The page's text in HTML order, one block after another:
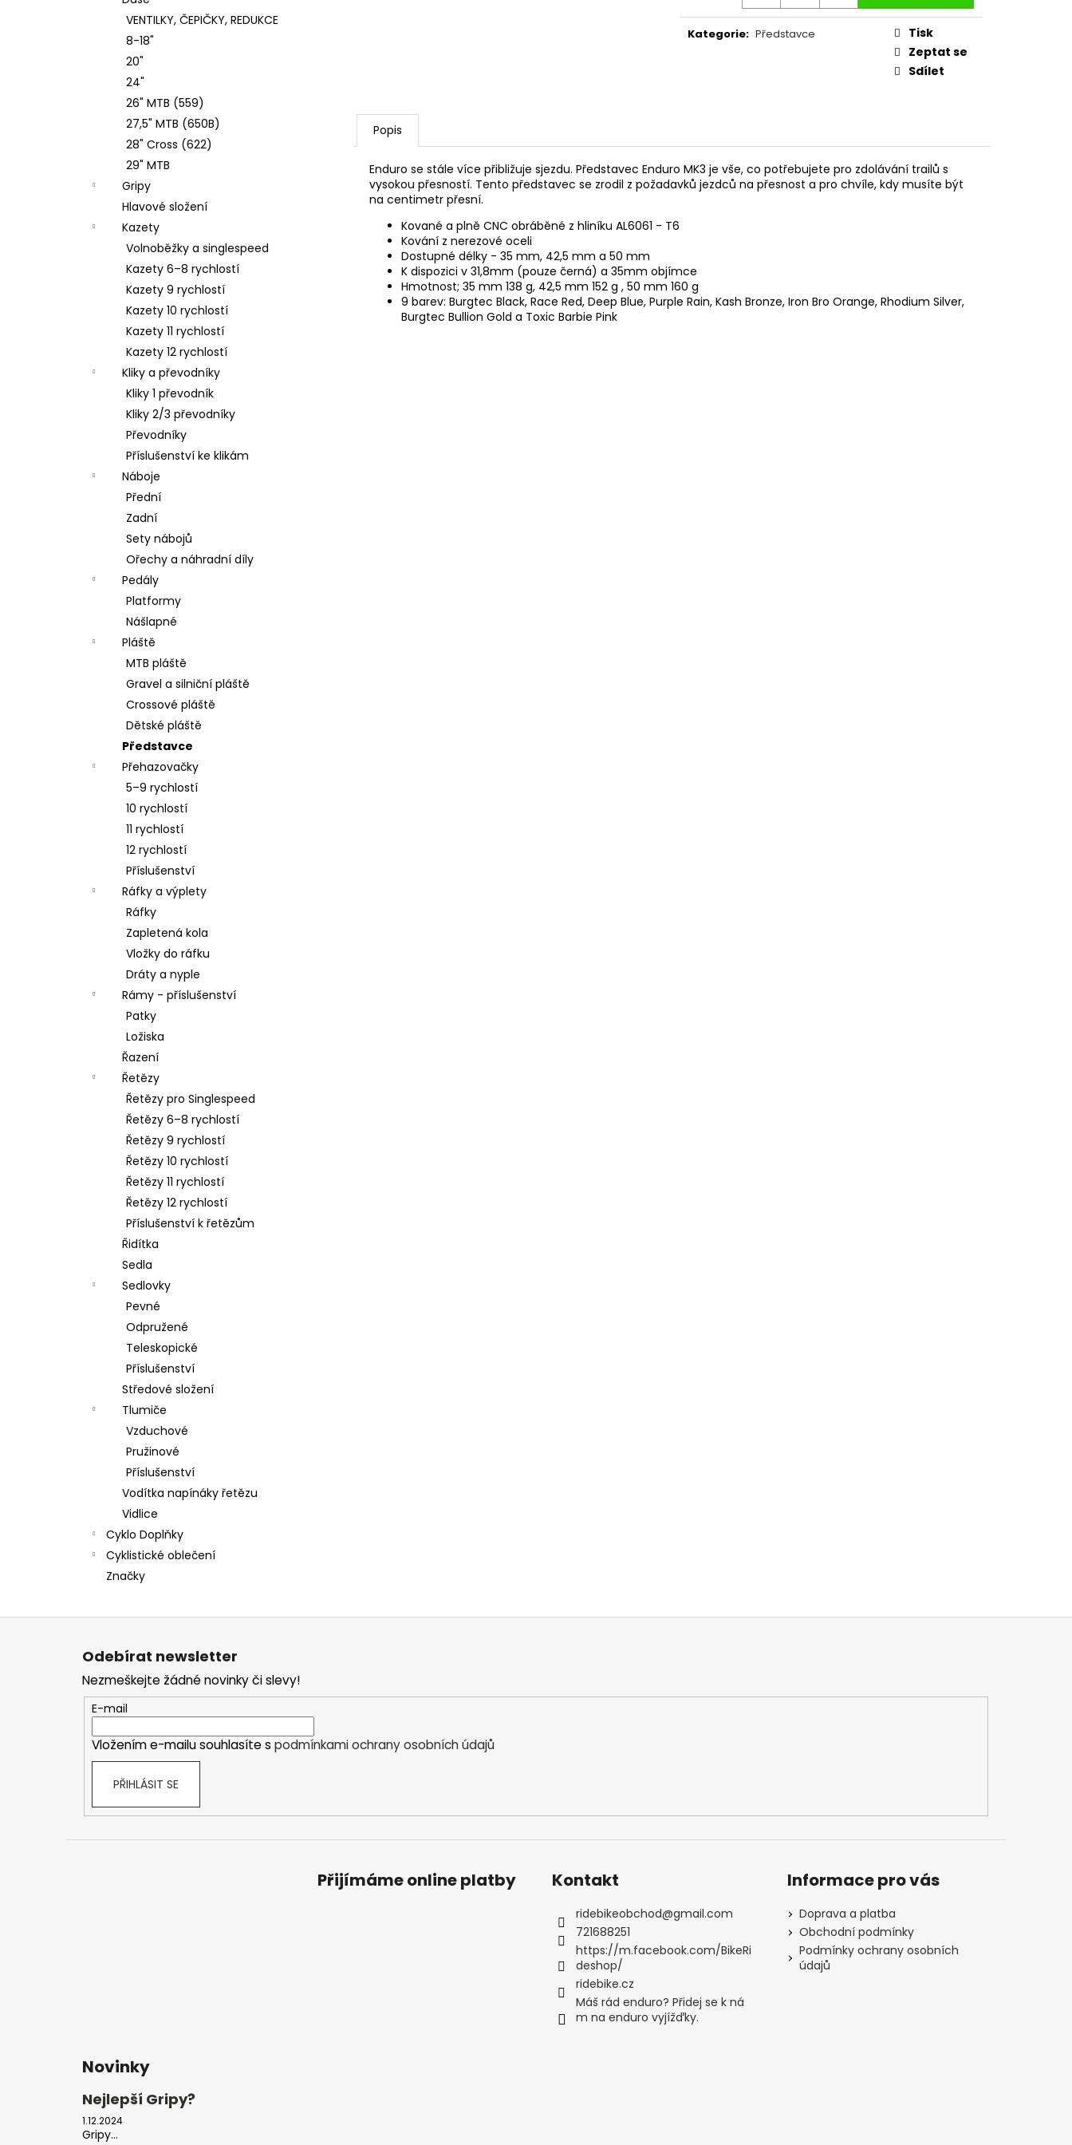
VENTILKY, ČEPIČKY, REDUKCE
8-18"
20"
24"
26" MTB (559)
27,5" MTB (650B)
28" Cross (622)
29" MTB
Gripy
Hlavové složení
Kazety
Volnoběžky a singlespeed
Kazety 6–8 rychlostí
Kazety 9 rychlostí
Kazety 10 rychlostí
Kazety 11 rychlostí
Kazety 12 rychlostí
Kliky a převodníky
Kliky 1 převodník
Kliky 2/3 převodníky
Převodníky
Příslušenství ke klikám
Náboje
Přední
Zadní
Sety nábojů
Ořechy a náhradní díly
Pedály
Platformy
Nášlapné
Pláště
MTB pláště
Gravel a silniční pláště
Crossové pláště
Dětské pláště
Představce
Přehazovačky
5–9 rychlostí
10 rychlostí
11 rychlostí
12 rychlostí
Příslušenství
Ráfky a výplety
Ráfky
Zapletená kola
Vložky do ráfku
Dráty a nyple
Rámy - příslušenství
Patky
Ložiska
Řazení
Řetězy
Řetězy pro Singlespeed
Řetězy 6–8 rychlostí
Řetězy 9 rychlostí
Řetězy 10 rychlostí
Řetězy 11 rychlostí
Řetězy 12 rychlostí
Příslušenství k řetězům
Řidítka
Sedla
Sedlovky
Pevné
Odpružené
Teleskopické
Příslušenství
Středové složení
Tlumiče
Vzduchové
Pružinové
Příslušenství
Vodítka napínáky řetězu
Vidlice
Cyklo Doplňky
Cyklistické oblečení
Značky
Kategorie: Představce
Tisk
Zeptat se
Sdílet
Popis
Enduro se stále více přibližuje sjezdu. Představec Enduro MK3 je vše, co potřebujete pro zdolávání trailů s
vysokou přesností. Tento představec se zrodil z požadavků jezdců na přesnost a pro chvíle, kdy musíte být
na centimetr přesní.
Kované a plně CNC obráběné z hliníku AL6061 - T6
Kování z nerezové oceli
Dostupné délky - 35 mm, 42,5 mm a 50 mm
K dispozici v 31,8mm (pouze černá) a 35mm objímce
Hmotnost; 35 mm 138 g, 42,5 mm 152 g , 50 mm 160 g
9 barev: Burgtec Black, Race Red, Deep Blue, Purple Rain, Kash Bronze, Iron Bro Orange, Rhodium Silver,
Burgtec Bullion Gold a Toxic Barbie Pink
128 Kč
Z
Odebírat newsletter
Nezmeškejte žádné novinky či slevy!
E-mail
Vložením e-mailu souhlasíte s podmínkami ochrany osobních údajů
PŘIHLÁSIT SE
Přijímáme online platby Kontakt
ridebikeobchod@gmail.com
721688251
https://m.facebook.com/BikeRi
deshop/
ridebike.cz
Máš rád enduro? Přidej se k ná
m na enduro vyjížďky.
Informace pro vás
Doprava a platba
Obchodní podmínky
Podmínky ochrany osobních
údajů
Novinky
Nejlepší Gripy?
1.12.2024
Gripy...